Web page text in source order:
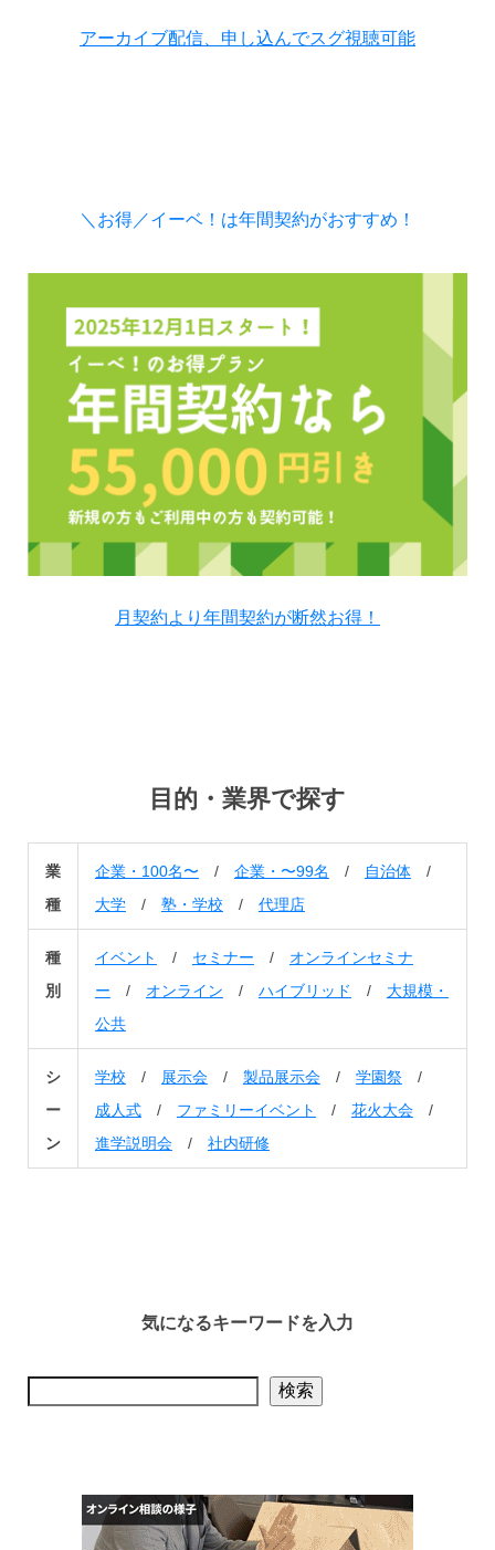
アーカイブ配信、申し込んでスグ視聴可能
＼お得／イーベ！は年間契約がおすすめ！
月契約より年間契約が断然お得！
目的・業界で探す
業
種
企業・100名〜 / 企業・〜99名 / 自治体/
大学/ 塾・学校 / 代理店
種
別
イベント / セミナー / オンラインセミナ
ー / オンライン / ハイブリッド / 大規模・
公共
シ
ー
ン
学校 / 展示会/ 製品展示会/ 学園祭/
成人式/ ファミリーイベント / 花火大会/
進学説明会/ 社内研修
気になるキーワードを入力
検索